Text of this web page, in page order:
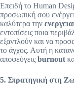
Επειδή το Human
προσωπική σου
καλύτερα την
εντοπίσεις ποια
εξαντλούν και να
το άγχος. Αυτή η
αποφεύγεις burnout
5. Στρατηγική στη